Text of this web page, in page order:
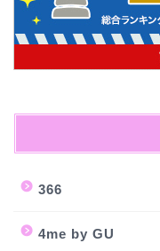
366
4me by GU